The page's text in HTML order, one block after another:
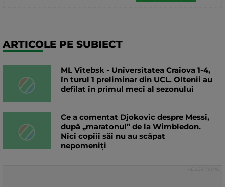
ARTICOLE PE SUBIECT
ML Vitebsk - Universitatea Craiova 1-4,
în turul 1 preliminar din UCL. Oltenii au
defilat în primul meci al sezonului
Ce a comentat Djokovic despre Messi,
după „maratonul” de la Wimbledon.
Nici copiii săi nu au scăpat
nepomeniți